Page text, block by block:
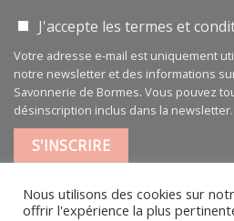
J'accepte les termes et
Votre adresse e-mail est uniquement
notre newsletter et des informations
Savonnerie de Bormes. Vous pouvez
désinscription inclus dans la newsletter.
Nous utilisons des cookies sur
offrir l'expérience la plus